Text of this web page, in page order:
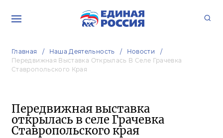
Главная Наша Деятельность
Новости
Передвижная Выставка Открылась В Селе Грачевка
Ставропольского Края
Передвижная выставка
открылась в селе Грачевка
Ставропольского края